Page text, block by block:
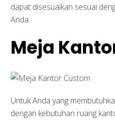
dapat disesuaikan sesuai
Anda.
Meja
Untuk Anda yang
dengan kebutuhan ruang